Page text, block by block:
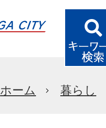
ホーム 暮らし